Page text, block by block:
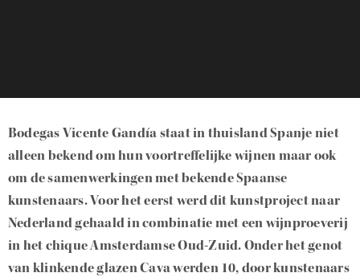
Bodegas Vicente Gandía staat in thuisland Spanje niet
alleen bekend om hun voortreffelijke wijnen maar ook
om de samenwerkingen met bekende Spaanse
kunstenaars. Voor het eerst werd dit kunstproject naar
Nederland gehaald in combinatie met een wijnproeverij
in het chique Amsterdamse Oud-Zuid. Onder het genot
van klinkende glazen Cava werden 10, door kunstenaars